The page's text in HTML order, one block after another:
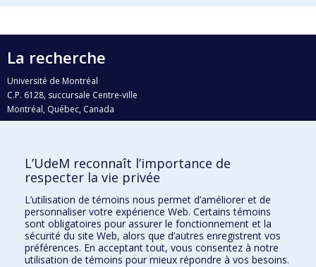
La recherche
Université de Montréal
C.P. 6128, succursale Centre-ville
Montréal, Québec, Canada
H3C 3J7
Qui fait quoi?
Nous trouver
Plan du site
Accessibilité
L’UdeM reconnaît l’importance de
respecter la vie privée
L’utilisation de témoins nous permet d’améliorer et de
personnaliser votre expérience Web. Certains témoins
sont obligatoires pour assurer le fonctionnement et la
sécurité du site Web, alors que d’autres enregistrent vos
préférences. En acceptant tout, vous consentez à notre
utilisation de témoins pour mieux répondre à vos besoins.